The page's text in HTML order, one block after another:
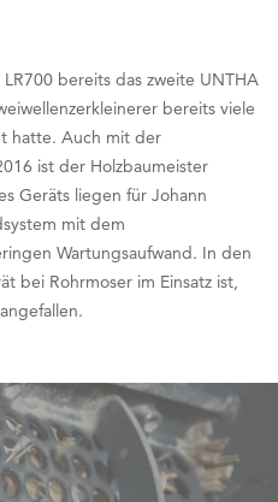
bereits das zweite UNTHA
bereits viele
hatte. Auch mit der
ist der Holzbaumeister
Geräts liegen für Johann
mit dem
Wartungsaufwand. In den
bei Rohrmoser im Einsatz ist,